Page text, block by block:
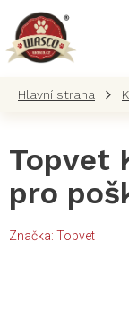
obsah
Topvet
pro
Značka: Topvet